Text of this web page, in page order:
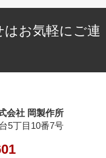
お気軽にご連
会社 岡製作所
5丁目10番7号